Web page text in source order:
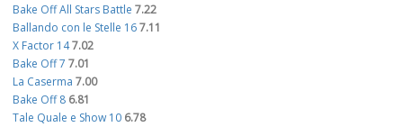
Bake Off All Stars Battle 7.22
Ballando con le Stelle 167.11
X Factor 147.02
Bake Off 7 7.01
La Caserma 7.00
Bake Off 8 6.81
Tale Quale e Show 10 6.78